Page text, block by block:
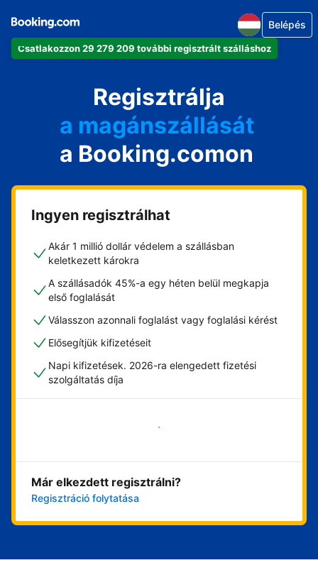
Csatlakozzon 29 279 209 további regisztrált szálláshoz
Belépés
Regisztrálja
az apartmanját
a szállodáját
a magánszállását
a vendégházát
a házát
a Booking.comon
Ingyen regisztrálhat
Akár 1 millió dollár védelem a szállásban
keletkezett károkra
A szállásadók 45%-a egy héten belül megkapja
első foglalását
Válasszon azonnali foglalást vagy foglalási kérést
Elősegítjük kifizetéseit
Napi kifizetések. 2026-ra elengedett fizetési
szolgáltatás díja
Vágjon bele most
Már elkezdett regisztrálni?
Regisztráció folytatása